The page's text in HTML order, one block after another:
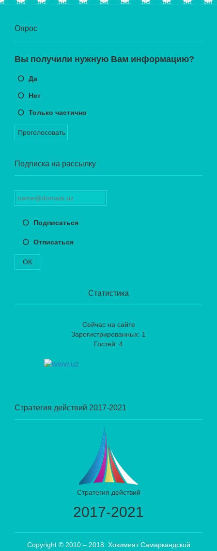
Опрос
Вы получили нужную Вам информацию?
Да
Нет
Только частично
Проголосовать
Подписка на рассылку
Подписаться
Отписаться
OK
Статистика
Сейчас на сайте
Зарегистрированных: 1
Гостей: 4
Стратегия действий 2017-2021
Стратегия действий
2017-2021
Copyright © 2010 – 2018. Хокимият Самаркандской